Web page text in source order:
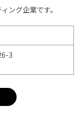
ング企業です。
3